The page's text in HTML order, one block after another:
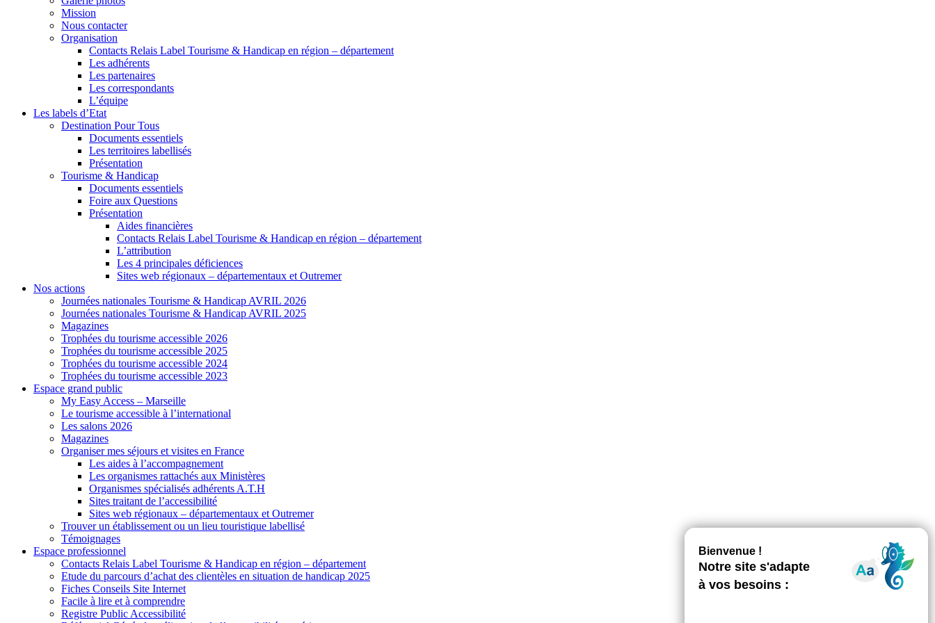
Mission
Nous contacter
Organisation
Contacts Relais Label Tourisme & Handicap en région – département
Les adhérents
Les partenaires
Les correspondants
L’équipe
Les labels d’Etat
Destination Pour Tous
Documents essentiels
Les territoires labellisés
Présentation
Tourisme & Handicap
Documents essentiels
Foire aux Questions
Présentation
Aides financières
Contacts Relais Label Tourisme & Handicap en région – département
L’attribution
Les 4 principales déficiences
Sites web régionaux – départementaux et Outremer
Nos actions
Journées nationales Tourisme & Handicap AVRIL 2026
Journées nationales Tourisme & Handicap AVRIL 2025
Magazines
Trophées du tourisme accessible 2026
Trophées du tourisme accessible 2025
Trophées du tourisme accessible 2024
Trophées du tourisme accessible 2023
Espace grand public
My Easy Access – Marseille
Le tourisme accessible à l’international
Les salons 2026
Magazines
Organiser mes séjours et visites en France
Les aides à l’accompagnement
Les organismes rattachés aux Ministères
Organismes spécialisés adhérents A.T.H
Sites traitant de l’accessibilité
Sites web régionaux – départementaux et Outremer
Trouver un établissement ou un lieu touristique labellisé
Témoignages
Espace professionnel
Contacts Relais Label Tourisme & Handicap en région – département
Etude du parcours d’achat des clientèles en situation de handicap 2025
Fiches Conseils Site Internet
Facile à lire et à comprendre
Registre Public Accessibilité